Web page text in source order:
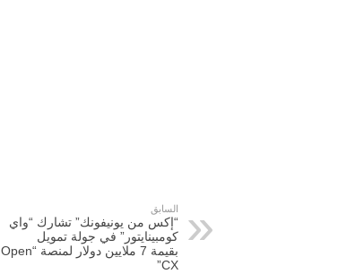
السابق
“إكس من يونيفونك” تشارك “واي
كومبينايتور” في جولة تمويل
بقيمة 7 ملايين دولار لمنصة “Open
CX”